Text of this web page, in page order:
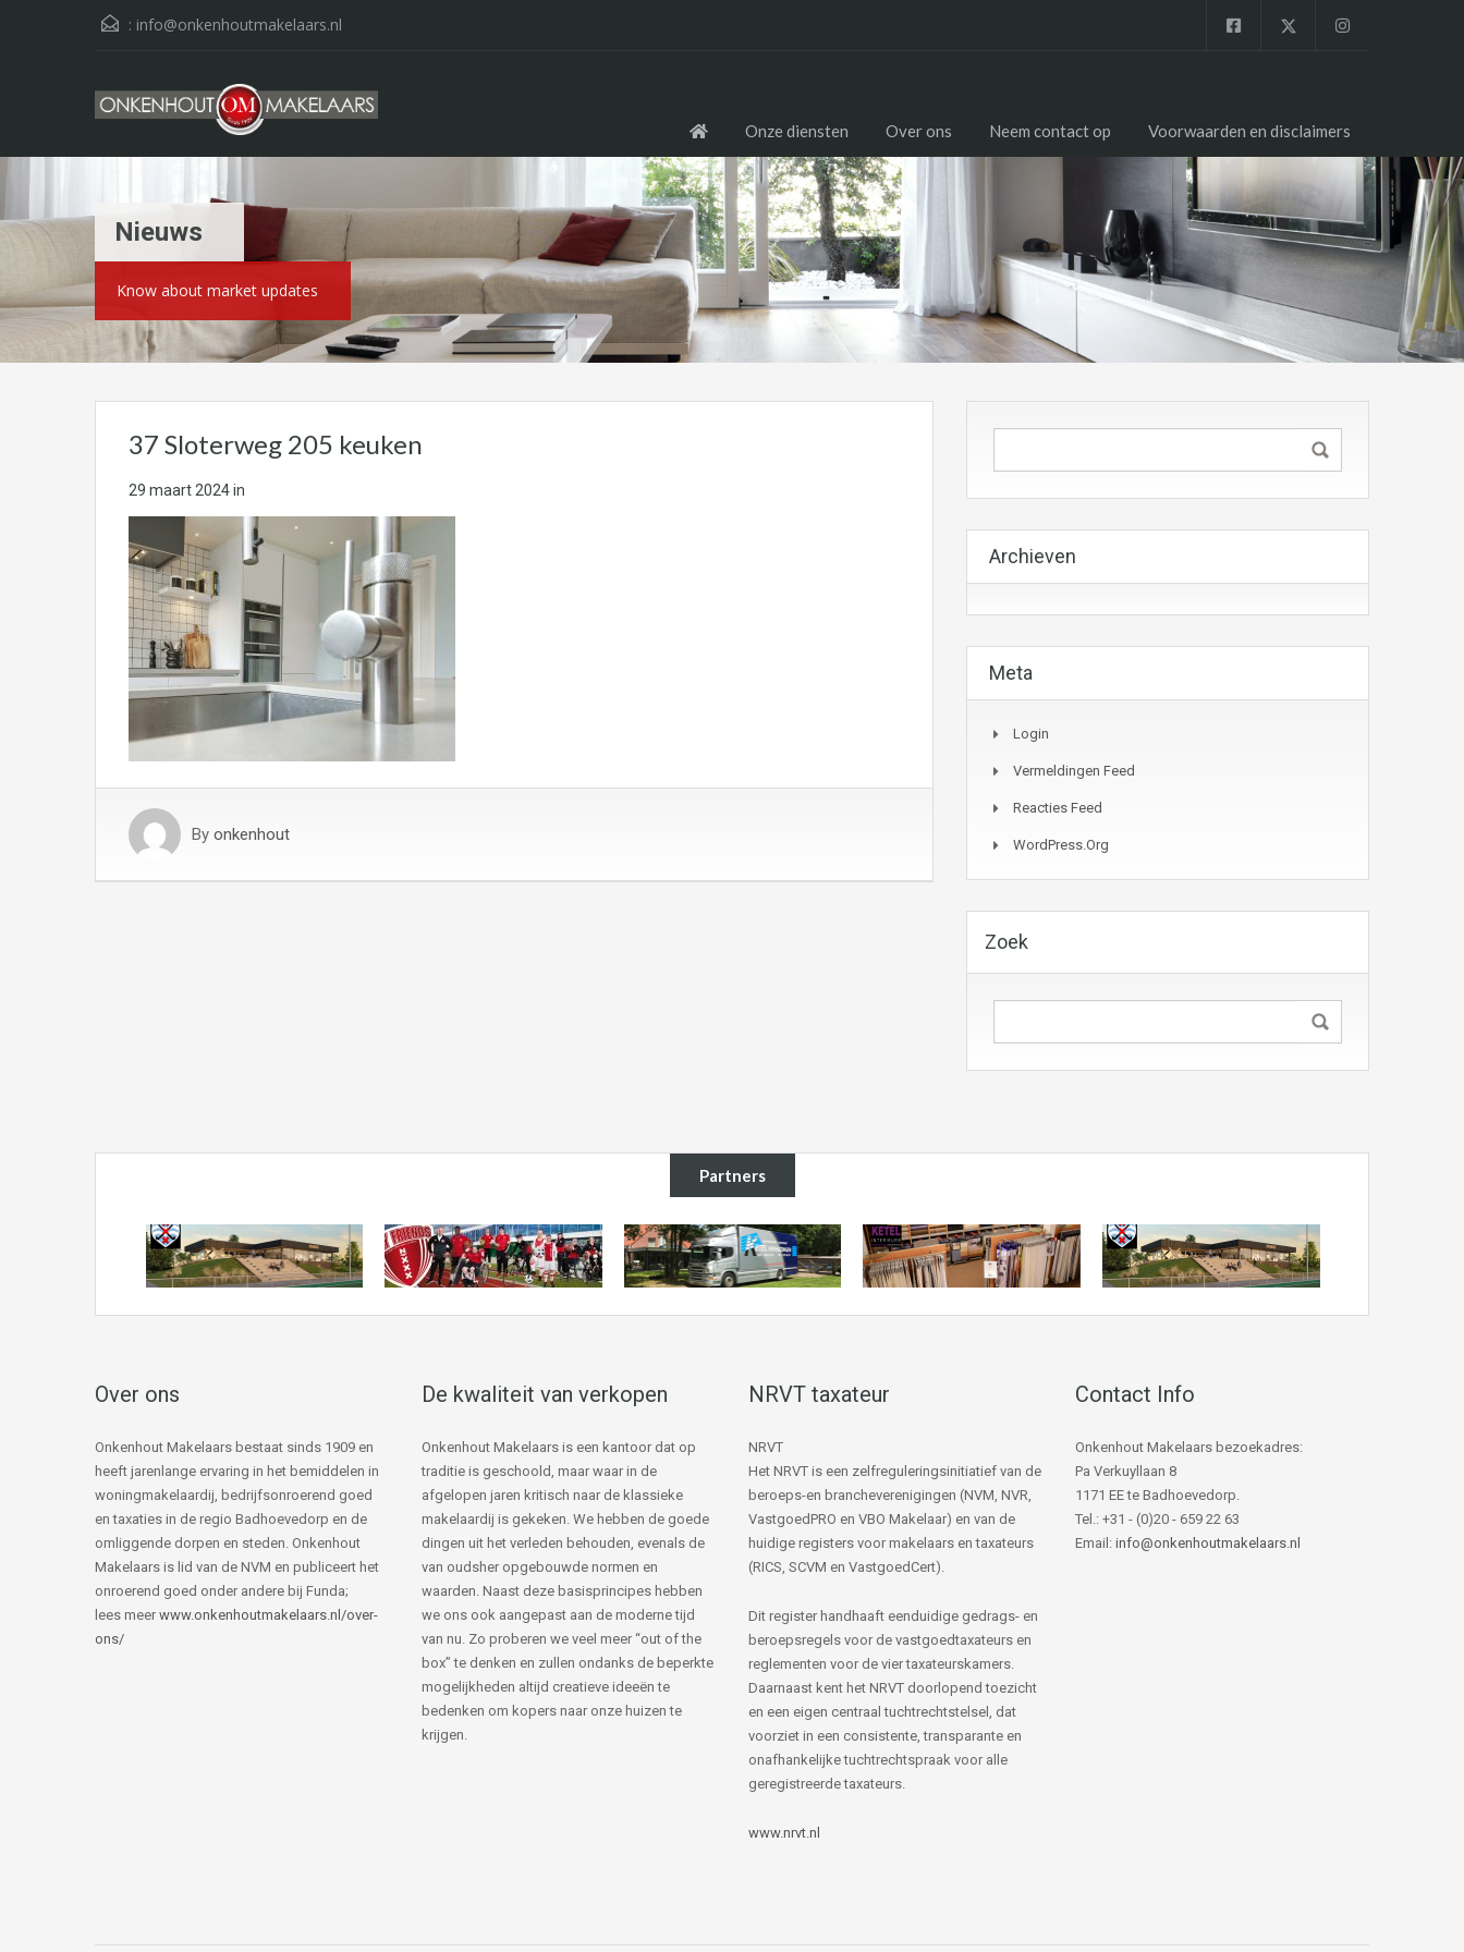
: info@onkenhoutmakelaars.nl
Onze diensten Over ons Neem contact op Voorwaarden en disclaimers
Nieuws
Know about market updates
37 Sloterweg 205 keuken
29 maart 2024in
By onkenhout
Archieven
Meta
Login
Vermeldingen Feed
Reacties Feed
WordPress.org
Zoek
Partners
Over ons
Onkenhout Makelaars bestaat sinds 1909 en
heeft jarenlange ervaring in het bemiddelen in
woningmakelaardij, bedrijfsonroerend goed
en taxaties in de regio Badhoevedorp en de
omliggende dorpen en steden. Onkenhout
Makelaars is lid van de NVM en publiceert het
onroerend goed onder andere bij Funda;
lees meer www.onkenhoutmakelaars.nl/over-
ons/
De kwaliteit van verkopen
Onkenhout Makelaars is een kantoor dat op
traditie is geschoold, maar waar in de
afgelopen jaren kritisch naar de klassieke
makelaardij is gekeken. We hebben de goede
dingen uit het verleden behouden, evenals de
van oudsher opgebouwde normen en
waarden. Naast deze basisprincipes hebben
we ons ook aangepast aan de moderne tijd
van nu. Zo proberen we veel meer “out of the
box” te denken en zullen ondanks de beperkte
mogelijkheden altijd creatieve ideeën te
bedenken om kopers naar onze huizen te
krijgen.
NRVT taxateur
NRVT
Het NRVT is een zelfreguleringsinitiatief van de
beroeps-en brancheverenigingen (NVM, NVR,
VastgoedPRO en VBO Makelaar) en van de
huidige registers voor makelaars en taxateurs
(RICS, SCVM en VastgoedCert).
Dit register handhaaft eenduidige gedrags- en
beroepsregels voor de vastgoedtaxateurs en
reglementen voor de vier taxateurskamers.
Daarnaast kent het NRVT doorlopend toezicht
en een eigen centraal tuchtrechtstelsel, dat
voorziet in een consistente, transparante en
onafhankelijke tuchtrechtspraak voor alle
geregistreerde taxateurs.
www.nrvt.nl
Contact Info
Onkenhout Makelaars bezoekadres:
Pa Verkuyllaan 8
1171 EE te Badhoevedorp.
Tel.: +31 - (0)20 - 659 22 63
Email: info@onkenhoutmakelaars.nl